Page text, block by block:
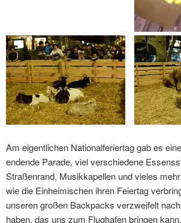
Am eigentlichen Nationalferiertag gab es
endende Parade, viel verschiedene
Straßenrand, Musikkapellen und vieles
wie die Einheimischen ihren Feiertag
unseren großen Backpacks verzweifelt
haben, das uns zum Flughafen bringen